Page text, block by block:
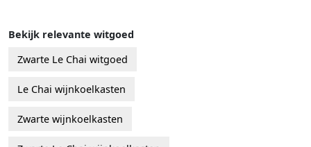
Bekijk relevante witgoed
Zwarte Le Chai witgoed
Le Chai wijnkoelkasten
Zwarte wijnkoelkasten